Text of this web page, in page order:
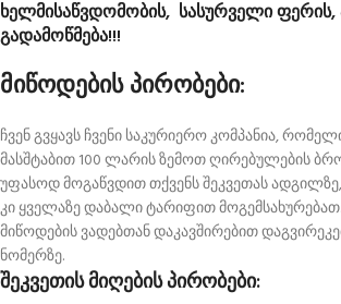
ხელმისაწვდომობის, სასურველი ფერის,
გადამოწმება!!!
მიწოდების პირობები:
ჩვენ გვყავს ჩვენი საკურიერო კომპანია,
მასშტაბით 100 ლარის ზემოთ ღირებულების
უფასოდ მოგაწვდით თქვენს შეკვეთას
კი ყველაზე დაბალი ტარიფით მოგემსახურებათ.
მიწოდების ვადებთან დაკავშირებით
ნომერზე.
შეკვეთის მიღების პირობები: